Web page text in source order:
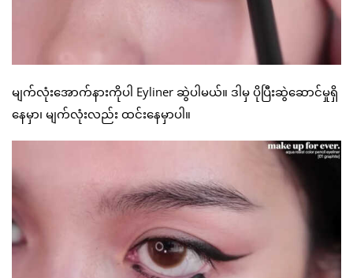
မျက်လုံးအောက်နားကိုပါ Eyliner ဆွဲပါမယ်။ ဒါမှ ပိုပြီးဆွဲဆောင်မှုရှိ
နေမှာ၊ မျက်လုံးလည်း ထင်းနေမှာပါ။